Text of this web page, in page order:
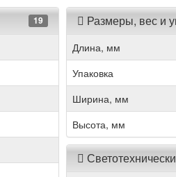
19 Размеры, вес и
Длина, мм
Упаковка
Ширина, мм
Высота, мм